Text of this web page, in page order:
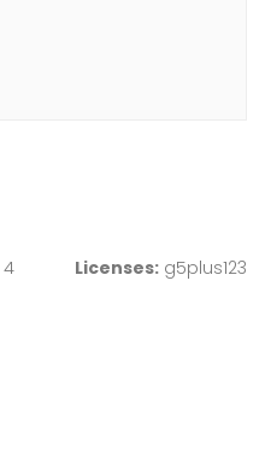
4 Licenses: g5plus123